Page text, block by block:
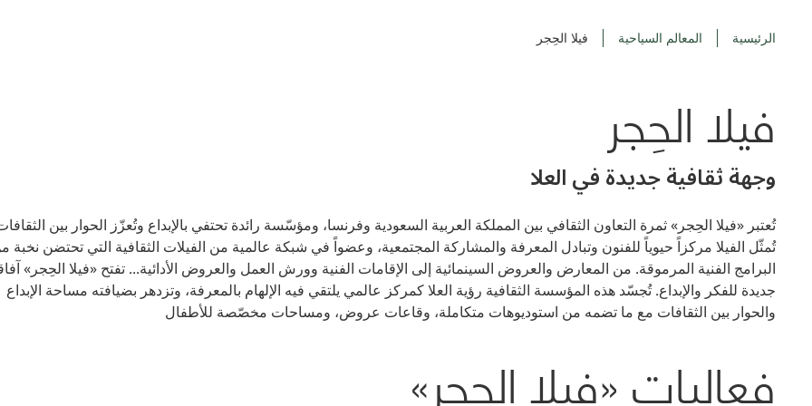
الرئيسية المعالم السياحية فيلا الحِجر
فيلا الحِجر
وجهة ثقافية جديدة في العلا
تُعتبر «فيلا الحِجر» ثمرة التعاون الثقافي بين المملكة العربية السعودية وفرنسا، ومؤسّسة رائدة تحتفي بالإبداع وتُعزّز الحوار بين
تُمثّل الفيلا مركزاً حيوياً للفنون وتبادل المعرفة والمشاركة المجتمعية، وعضواً في شبكة عالمية من الفيلات الثقافية التي تحتضن نخبة
البرامج الفنية المرموقة. من المعارض والعروض السينمائية إلى الإقامات الفنية وورش العمل والعروض الأدائية... تفتح «فيلا الحِجر»
جديدة للفكر والإبداع. تُجسّد هذه المؤسسة الثقافية رؤية العلا كمركز عالمي يلتقي فيه الإلهام بالمعرفة، وتزدهر بضيافته مساحة الإبداع
والحوار بين الثقافات مع ما تضمه من استوديوهات متكاملة، وقاعات عروض، ومساحات مخصّصة للأطفال
فعاليات «فيلا الحِجر»